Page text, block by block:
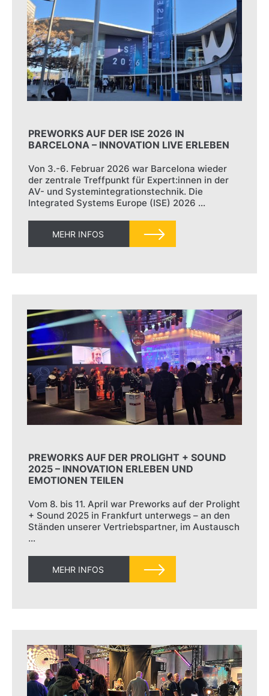
PREWORKS AUF DER ISE 2026 IN
BARCELONA – INNOVATION LIVE ERLEBEN
Von 3.-6. Februar 2026 war Barcelona wieder
der zentrale Treffpunkt für Expert:innen in der
AV- und Systemintegrationstechnik. Die
Integrated Systems Europe (ISE) 2026 …
MEHR INFOS
PREWORKS AUF DER PROLIGHT + SOUND
2025 – INNOVATION ERLEBEN UND
EMOTIONEN TEILEN
Vom 8. bis 11. April war Preworks auf der Prolight
+ Sound 2025 in Frankfurt unterwegs – an den
Ständen unserer Vertriebspartner, im Austausch
…
MEHR INFOS